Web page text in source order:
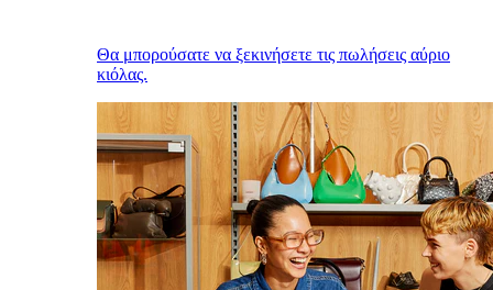
Θα μπορούσατε να ξεκινήσετε τις πωλήσεις αύριο
κιόλας.